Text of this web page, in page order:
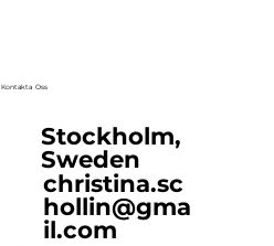
Kontakta Oss
Stockholm,
Sweden
christina.sc
hollin@gma
il.com